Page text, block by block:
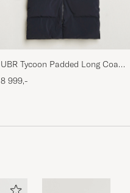
UBR Tycoon Padded Long Coat
Black
8 999,-